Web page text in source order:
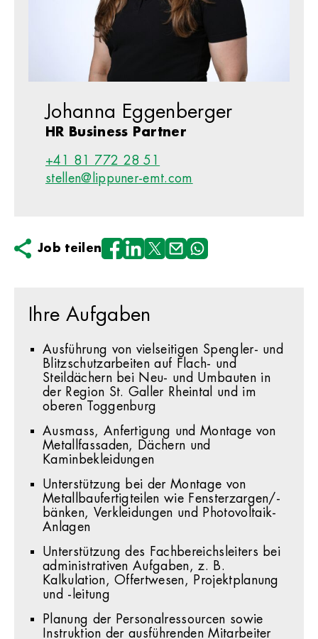
Johanna Eggenberger
HR Business Partner
+41 81 772 28 51
stellen@lippuner-emt.com
Job teilen
Ihre Aufgaben
Ausführung von vielseitigen Spengler- und
Blitzschutzarbeiten auf Flach- und
Steildächern bei Neu- und Umbauten in
der Region St. Galler Rheintal und im
oberen Toggenburg
Ausmass, Anfertigung und Montage von
Metallfassaden, Dächern und
Kaminbekleidungen
Unterstützung bei der Montage von
Metallbaufertigteilen wie Fensterzargen/-
bänken, Verkleidungen und Photovoltaik-
Anlagen
Unterstützung des Fachbereichsleiters bei
administrativen Aufgaben, z. B.
Kalkulation, Offertwesen, Projektplanung
und -leitung
Planung der Personalressourcen sowie
Instruktion der ausführenden Mitarbeiter